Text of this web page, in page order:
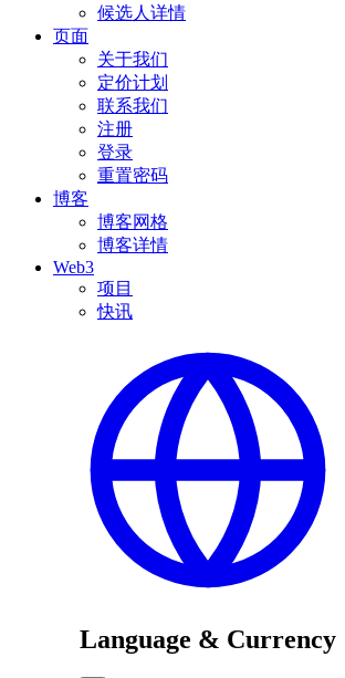
候选人详情
页面
关于我们
定价计划
联系我们
注册
登录
重置密码
博客
博客网格
博客详情
Web3
项目
快讯
Language & Currency